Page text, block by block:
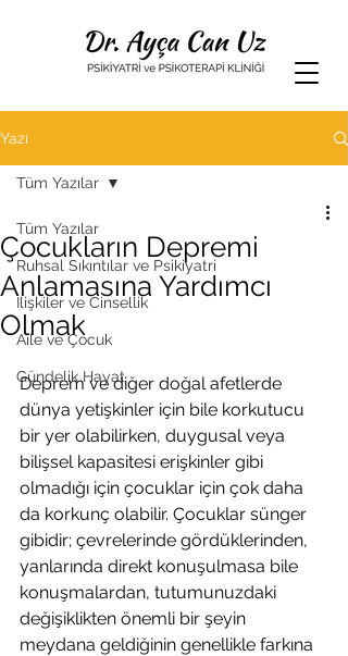
Yazı
Tüm Yazılar
Ruhsal Sıkıntılar ve Psikiyatri
İlişkiler ve Cinsellik
Aile ve Çocuk
Gündelik Hayat
Tüm Yazılar
Çocukların Depremi
Anlamasına Yardımcı
Olmak
Deprem ve diğer doğal afetlerde
dünya yetişkinler için bile korkutucu
bir yer olabilirken, duygusal veya
bilişsel kapasitesi erişkinler gibi
olmadığı için çocuklar için çok daha
da korkunç olabilir. Çocuklar sünger
gibidir; çevrelerinde gördüklerinden,
yanlarında direkt konuşulmasa bile
konuşmalardan, tutumunuzdaki
değişiklikten önemli bir şeyin
meydana geldiğinin genellikle farkına